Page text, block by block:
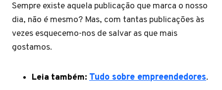
Sempre existe aquela publicação que marca o nosso
dia, não é mesmo? Mas, com tantas publicações às
vezes esquecemo-nos de salvar as que mais
gostamos.
Leia também: Tudo sobre empreendedores.